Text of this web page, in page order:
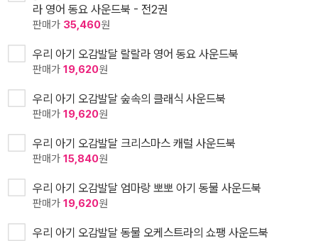
라 영어 동요 사운드북 - 전2권
판매가 35,460원
우리 아기 오감발달 랄랄라 영어 동요 사운드북
판매가 19,620원
우리 아기 오감발달 숲속의 클래식 사운드북
판매가 19,620원
우리 아기 오감발달 크리스마스 캐럴 사운드북
판매가 15,840원
우리 아기 오감발달 엄마랑 뽀뽀 아기 동물 사운드북
판매가 19,620원
우리 아기 오감발달 동물 오케스트라의 쇼팽 사운드북